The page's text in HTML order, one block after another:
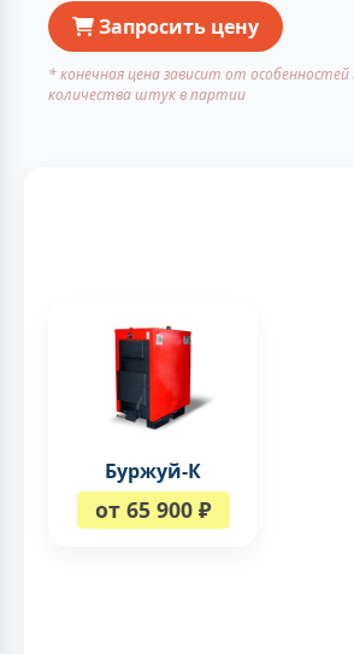
Запросить цену
* конечная цена зависит от
количества штук в партии
Буржуй-К
от 65 900 ₽